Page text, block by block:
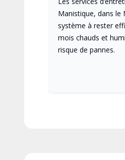
Manistique, dans le
système à rester
mois chauds et
risque de pannes.